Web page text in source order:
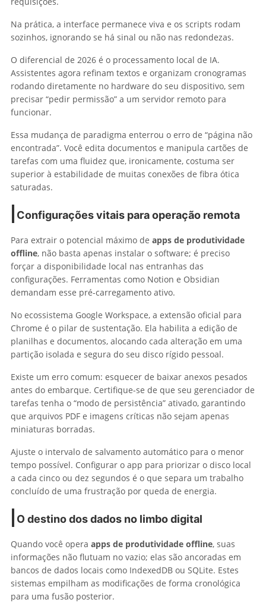
Na prática, a interface permanece viva e os scripts rodam
sozinhos, ignorando se há sinal ou não nas redondezas.
O diferencial de 2026 é o processamento local de IA.
Assistentes agora refinam textos e organizam cronogramas
rodando diretamente no hardware do seu dispositivo, sem
precisar “pedir permissão” a um servidor remoto para
funcionar.
Essa mudança de paradigma enterrou o erro de “página não
encontrada”. Você edita documentos e manipula cartões de
tarefas com uma fluidez que, ironicamente, costuma ser
superior à estabilidade de muitas conexões de fibra ótica
saturadas.
Configurações vitais para operação remota
Para extrair o potencial máximo de apps de produtividade
offline, não basta apenas instalar o software; é preciso
forçar a disponibilidade local nas entranhas das
configurações. Ferramentas como Notion e Obsidian
demandam esse pré-carregamento ativo.
No ecossistema Google Workspace, a extensão oficial para
Chrome é o pilar de sustentação. Ela habilita a edição de
planilhas e documentos, alocando cada alteração em uma
partição isolada e segura do seu disco rígido pessoal.
Existe um erro comum: esquecer de baixar anexos pesados
antes do embarque. Certifique-se de que seu gerenciador de
tarefas tenha o “modo de persistência” ativado, garantindo
que arquivos PDF e imagens críticas não sejam apenas
miniaturas borradas.
Ajuste o intervalo de salvamento automático para o menor
tempo possível. Configurar o app para priorizar o disco local
a cada cinco ou dez segundos é o que separa um trabalho
concluído de uma frustração por queda de energia.
O destino dos dados no limbo digital
Quando você opera apps de produtividade offline, suas
informações não flutuam no vazio; elas são ancoradas em
bancos de dados locais como IndexedDB ou SQLite. Estes
sistemas empilham as modificações de forma cronológica
para uma fusão posterior.